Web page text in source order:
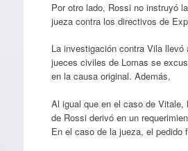
Por otro lado, Rossi no instruyó
jueza contra los directivos de
La investigación contra Vila llevó
jueces civiles de Lomas se
en la causa original. Además,
Al igual que en el caso de Vitale,
de Rossi derivó en un
En el caso de la jueza, el pedido